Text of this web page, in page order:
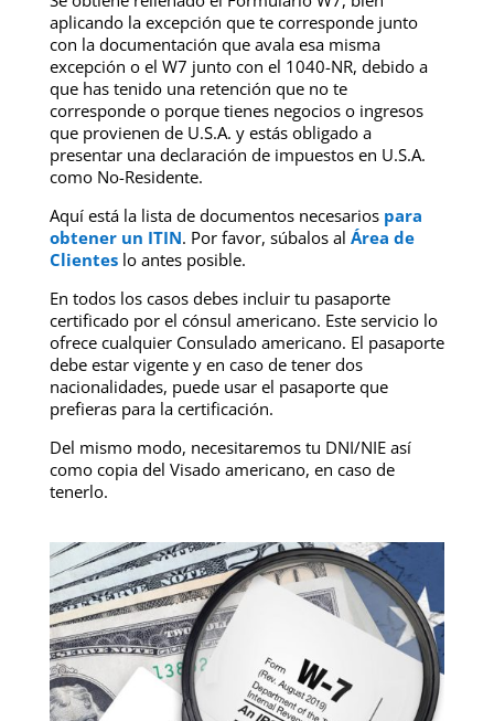
aplicando la excepción que te corresponde junto
con la documentación que avala esa misma
excepción o el W7 junto con el 1040-NR, debido a
que has tenido una retención que no te
corresponde o porque tienes negocios o ingresos
que provienen de U.S.A. y estás obligado a
presentar una declaración de impuestos en U.S.A.
como No-Residente.
Aquí está la lista de documentos necesarios para
obtener un ITIN. Por favor, súbalos al Área de
Clienteslo antes posible.
En todos los casos debes incluir tu pasaporte
certificado por el cónsul americano. Este servicio lo
ofrece cualquier Consulado americano. El pasaporte
debe estar vigente y en caso de tener dos
nacionalidades, puede usar el pasaporte que
prefieras para la certificación.
Del mismo modo, necesitaremos tu DNI/NIE así
como copia del Visado americano, en caso de
tenerlo.